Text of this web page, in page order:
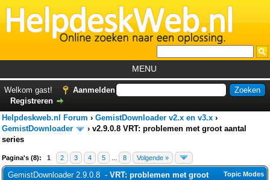
MENU
Foutcodes
GemistDownloader*
Welkom gast!
Aanmelden
Registreren
Helpdeskweb.nl Forum › GemistDownloader v2.x en v3.x ›
GemistDownloader
› v2.9.0.8 VRT: problemen met groot aantal
series
Pagina's (8): 1 2 3 4 5 8 Volgende »
Topic Modes
GemistDownloader 2.9.0.8 - VRT: problemen met groot